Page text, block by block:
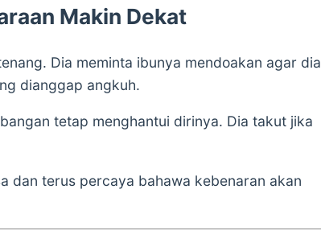
Makin Dekat
Dia meminta ibunya mendoakan agar dia
dianggap angkuh.
tetap menghantui dirinya. Dia takut jika
dan terus percaya bahawa kebenaran akan